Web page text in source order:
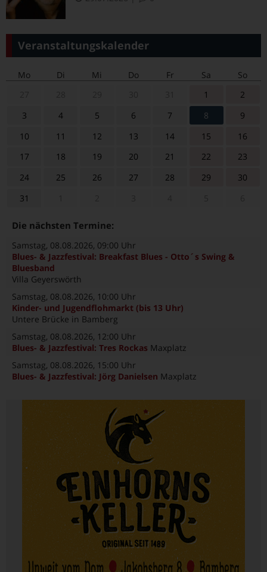
Veranstaltungskalender
Mo Di Mi Do Fr Sa
So
1
2
3
4 5 6 7 8
9
10
11 12 13 14 15
16
17
18 19 20 21 22
23
24
25 26 27 28 29
30
31
Die nächsten Termine:
Samstag, 08.08.2026, 09:00 Uhr
Blues- & Jazzfestival: Breakfast Blues - Otto´s Swing &
Bluesband
Villa Geyerswörth
Samstag, 08.08.2026, 10:00 Uhr
Kinder- und Jugendflohmarkt (bis 13 Uhr)
Untere Brücke in Bamberg
Samstag, 08.08.2026, 12:00 Uhr
Blues- & Jazzfestival: Tres Rockas Maxplatz
Samstag, 08.08.2026, 15:00 Uhr
Blues- & Jazzfestival: Jörg Danielsen Maxplatz